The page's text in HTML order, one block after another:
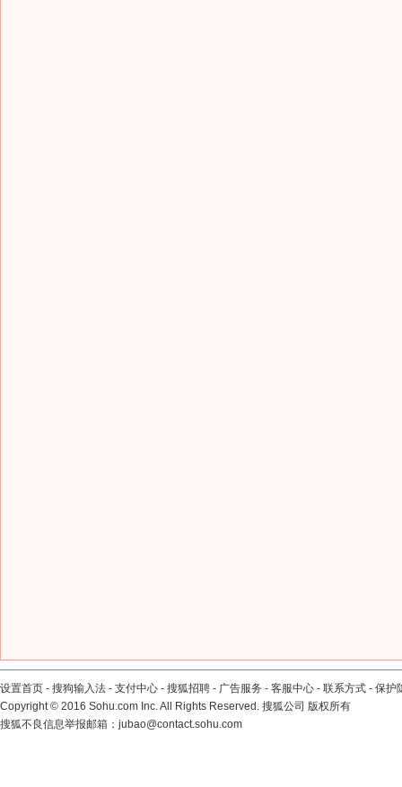
设置首页 - 搜狗输入法 - 支付中心 - 搜狐招聘 - 广告服务 - 客服中心 - 联系方式 - 保护
Copyright© 2016 Sohu.com Inc. All Rights Reserved. 搜狐公司 版权所有
搜狐不良信息举报邮箱： jubao@contact.sohu.com